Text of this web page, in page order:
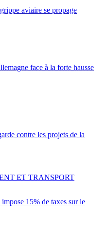
aviaire se propage
face à la forte hausse
contre les projets de la
15% de taxes sur le
ET TRANSPORT